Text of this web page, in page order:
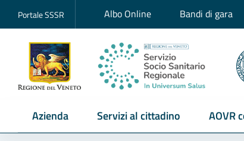
Portale SSSR Albo Online Bandi di gara
Azienda Servizi al cittadino AOVR